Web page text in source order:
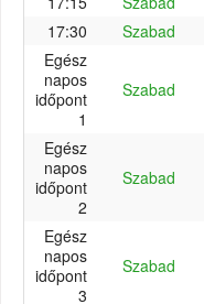
17:30
Szabad
Egész
napos
időpont
1
Szabad
Egész
napos
időpont
2
Szabad
Egész
napos
időpont
3
Szabad